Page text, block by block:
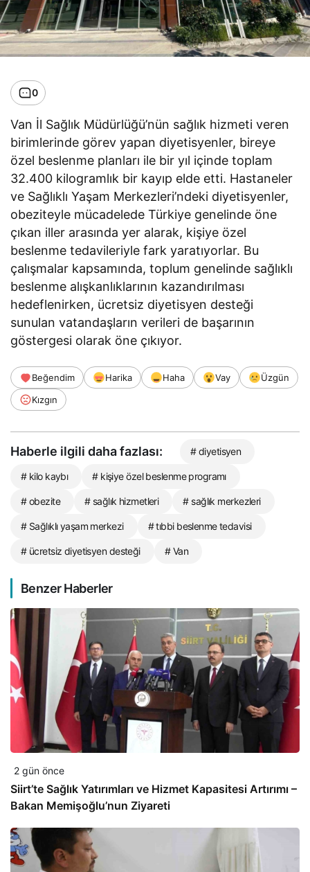
0
Van İl Sağlık Müdürlüğü’nün sağlık hizmeti veren
birimlerinde görev yapan diyetisyenler, bireye
özel beslenme planları ile bir yıl içinde toplam
32.400 kilogramlık bir kayıp elde etti. Hastaneler
ve Sağlıklı Yaşam Merkezleri’ndeki diyetisyenler,
obeziteyle mücadelede Türkiye genelinde öne
çıkan iller arasında yer alarak, kişiye özel
beslenme tedavileriyle fark yaratıyorlar. Bu
çalışmalar kapsamında, toplum genelinde sağlıklı
beslenme alışkanlıklarının kazandırılması
hedeflenirken, ücretsiz diyetisyen desteği
sunulan vatandaşların verileri de başarının
göstergesi olarak öne çıkıyor.
Beğendim Harika Haha Vay
Üzgün
Kızgın
Haberle ilgili daha fazlası: # diyetisyen
# kilo kaybı # kişiye özel beslenme programı
# obezite # sağlık hizmetleri # sağlık merkezleri
# Sağlıklı yaşam merkezi # tıbbi beslenme tedavisi
# ücretsiz diyetisyen desteği # Van
Benzer Haberler
2 gün önce
Siirt’te Sağlık Yatırımları ve Hizmet Kapasitesi Artırımı –
Bakan Memişoğlu’nun Ziyareti